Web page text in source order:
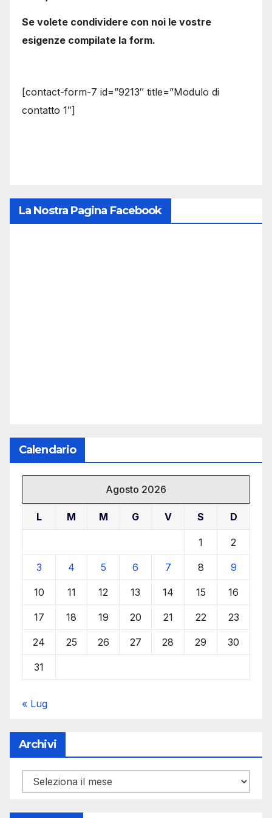
Se volete condividere con noi le vostre
esigenze compilate la form.
[contact-form-7 id=”9213″ title=”Modulo di
contatto 1″]
La Nostra Pagina Facebook
Calendario
Agosto 2026
L M M G V S D
1 2
3 4 5 6 7 8 9
10 11 12 13 14 15 16
17 18 19 20 21 22 23
24 25 26 27 28 29 30
31
« Lug
Archivi
Archivi